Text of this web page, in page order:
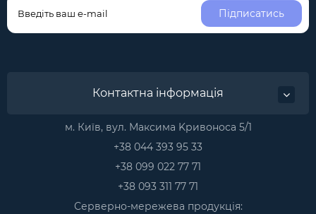
Підписатись
Контактна інформація
м. Київ, вул. Максима Kривоноса 5/1
+38 044 393 95 33
+38 099 022 77 71
+38 093 311 77 71
Серверно-мережева продукція: